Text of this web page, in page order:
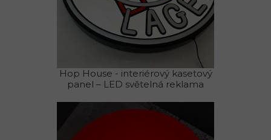
Hop House - interiérový kasetový
panel – LED světelná reklama